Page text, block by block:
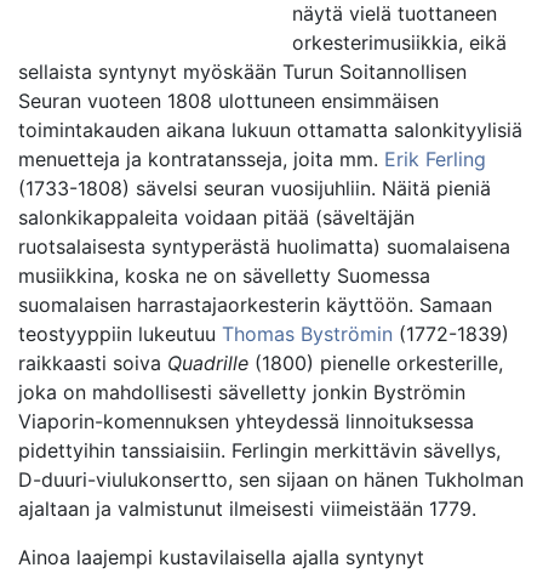
näytä vielä tuottaneen
orkesterimusiikkia, eikä
sellaista syntynyt myöskään Turun Soitannollisen
Seuran vuoteen 1808 ulottuneen ensimmäisen
toimintakauden aikana lukuun ottamatta salonkityylisiä
menuetteja ja kontratansseja, joita mm. Erik Ferling
(1733-1808) sävelsi seuran vuosijuhliin. Näitä pieniä
salonkikappaleita voidaan pitää (säveltäjän
ruotsalaisesta syntyperästä huolimatta) suomalaisena
musiikkina, koska ne on sävelletty Suomessa
suomalaisen harrastajaorkesterin käyttöön. Samaan
teostyyppiin lukeutuu Thomas Byströmin (1772-1839)
raikkaasti soiva Quadrille (1800) pienelle orkesterille,
joka on mahdollisesti sävelletty jonkin Byströmin
Viaporin-komennuksen yhteydessä linnoituksessa
pidettyihin tanssiaisiin. Ferlingin merkittävin sävellys,
D-duuri-viulukonsertto, sen sijaan on hänen Tukholman
ajaltaan ja valmistunut ilmeisesti viimeistään 1779.
Ainoa laajempi kustavilaisella ajalla syntynyt